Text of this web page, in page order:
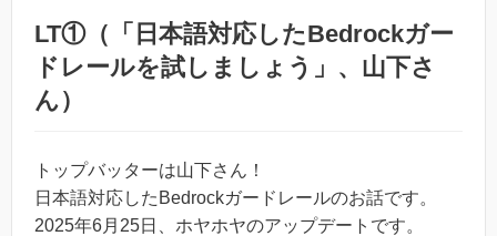
LT①（「日本語対応したBedrockガー
ドレールを試しましょう」、山下さ
ん）
トップバッターは山下さん！
日本語対応したBedrockガードレールのお話です。
2025年6月25日、ホヤホヤのアップデートです。